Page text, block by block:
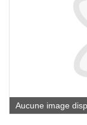
Aucune image